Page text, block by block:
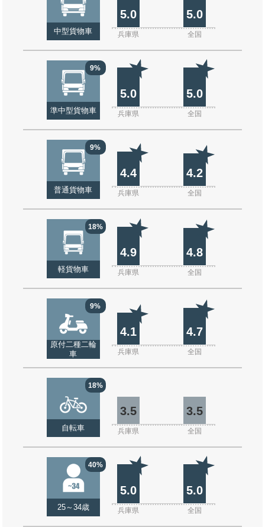
中型貨物車
5.0 5.0
兵庫県 全国
9%
準中型貨物車
5.0 5.0
兵庫県 全国
9%
普通貨物車
4.4 4.2
兵庫県 全国
18%
軽貨物車
4.9 4.8
兵庫県 全国
9%
原付二種二輪
車
4.1 4.7
兵庫県 全国
18%
自転車
3.5 3.5
兵庫県 全国
40%
25～34歳
5.0 5.0
兵庫県 全国